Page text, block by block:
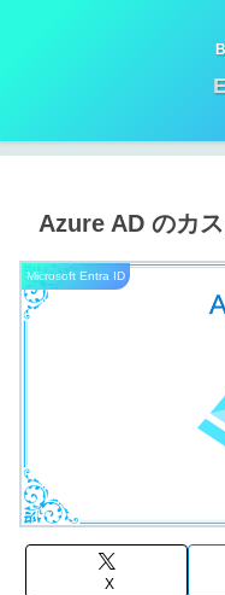
Azure AD のカ
Microsoft Entra ID
X